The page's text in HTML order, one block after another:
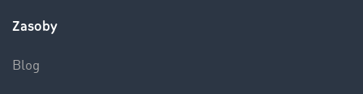
Zasoby
Blog